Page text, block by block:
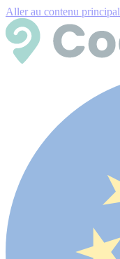
Aller au contenu principal